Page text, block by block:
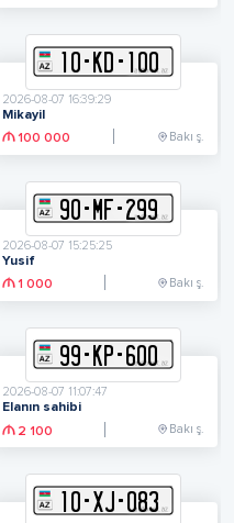
10- KD-100
2026-08-07 16:39:29
Mikayil
100 000
Bakı ş.
90-MF-299
2026-08-07 15:25:25
Yusif
1 000
Bakı ş.
99- KP-600
2026-08-07 11:07:47
Elanın sahibi
2 100
Bakı ş.
10-XJ-083